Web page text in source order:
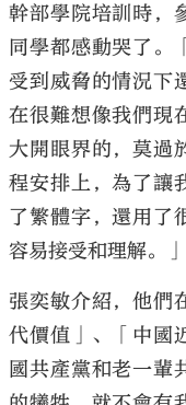
幹部學院培訓時，
同學都感動哭了。
受到威脅的情況下
在很難想像我們現
大開眼界的，莫過
程安排上，為了讓
了繁體字，還用了
容易接受和理解。」
張奕敏介紹，他們
代價值」、「中國
國共產黨和老一輩